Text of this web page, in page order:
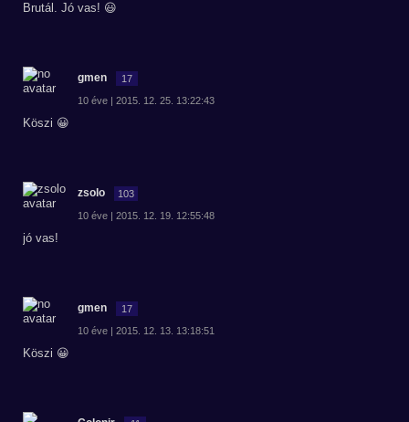
Brutál. Jó vas! 😃
gmen 17
10 éve | 2015. 12. 25. 13:22:43
Köszi 😀
zsolo 103
10 éve | 2015. 12. 19. 12:55:48
jó vas!
gmen 17
10 éve | 2015. 12. 13. 13:18:51
Köszi 😀